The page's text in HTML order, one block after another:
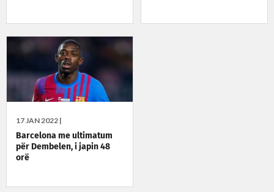
17 JAN 2022 |
Barcelona me ultimatum
për Dembelen, i japin 48
orë